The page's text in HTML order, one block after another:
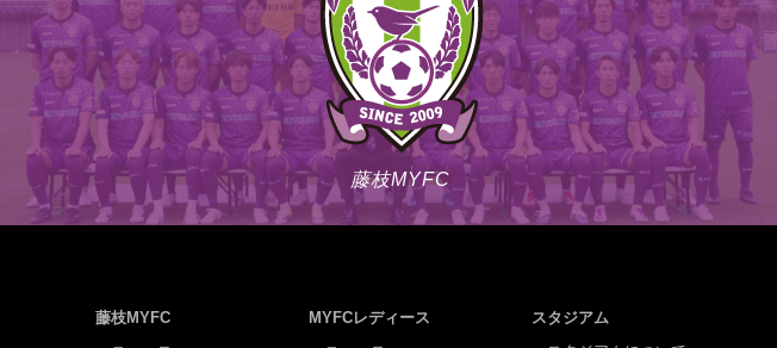
藤枝MYFC
藤枝MYFC
MYFCレディース
スタジアム